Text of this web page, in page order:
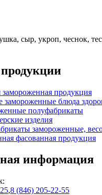
сыр, укроп, чеснок,
замороженная продукция
замороженные блюда
полуфабрикаты
изделия
замороженные,
фасованная продукция
информация
,8 (846) 205-22-55